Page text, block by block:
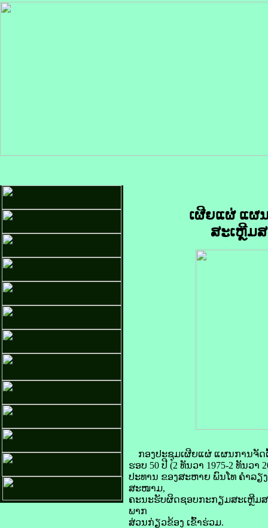
ເຜີຍແຜ່ ແຜ
ສະເຫຼີມ
ກອງປະຊຸມເຜີຍແຜ່ ແຜນການຈັດ
ຮອບ 50 ປີ (2 ທັນວາ 1975-2 ທັນວ
ປະທານ ຂອງສະຫາຍ ພົນໂທ ຄໍາລ
ສະໜາມ,
ຄະນະຮັບຜິດຊອບກະກຽມສະເຫຼີມ
ພາກ
ສ່ວນກ່ຽວຂ້ອງ ເຂົ້າຮ່ວມ.